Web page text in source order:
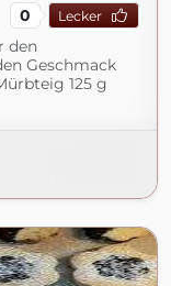
0 Lecker
den
Geschmack
125 g